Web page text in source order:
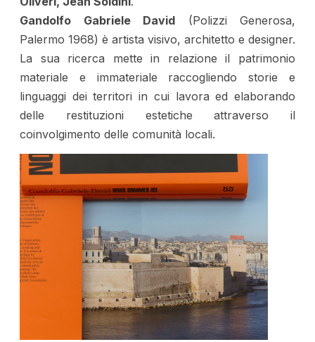
Gandolfo Gabriele David (Polizzi Generosa,
Palermo 1968) è artista visivo, architetto e designer.
La sua ricerca mette in relazione il patrimonio
materiale e immateriale raccogliendo storie e
linguaggi dei territori in cui lavora ed elaborando
delle restituzioni estetiche attraverso il
coinvolgimento delle comunità locali.